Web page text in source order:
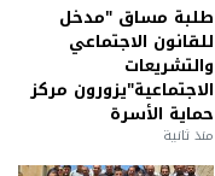
طلبة مساق "مدخل
للقانون الاجتماعي
والتشريعات
الاجتماعية"يزورون مركز
حماية الأسرة
منذ ثانية